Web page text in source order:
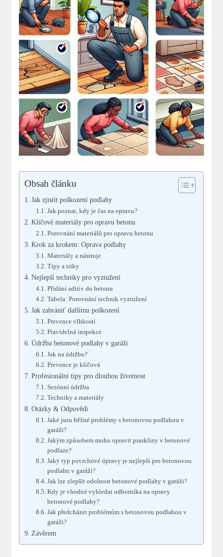
Obsah článku
Jak zjistit poškození podlahy
Jak poznat, kdy je čas na opravu?
Klíčové materiály pro opravu betonu
Porovnání materiálů pro opravu betonu
Krok za krokem: Oprava podlahy
Materiály a nástroje
Tipy a triky
Nejlepší techniky pro vyztužení
Přidání aditiv do betonu
Tabela: Porovnání technik vyztužení
Jak zabrániť dalšímu poškození
Prevence vlhkosti
Pravidelná inspekce
Údržba betonové podlahy v garáži
Jak na údržbu?
Prevence je klíčová
Profesionální tipy pro dlouhou životnost
Sezónní údržba
Techniky a materiály
Otázky & Odpovědi
Jaké jsou běžné problémy s betonovou podlahou v
garáži?
Jakým způsobem mohu opravit praskliny v betonové
podlaze?
Jaký typ povrchové úpravy je nejlepší pro betonovou
podlahu v garáži?
Jak lze zlepšit odolnost betonové podlahy v garáži?
Kdy je vhodné vyhledat odborníka na opravy
betonové podlahy?
Jak předcházet problémům s betonovou podlahou v
garáži?
Závěrem